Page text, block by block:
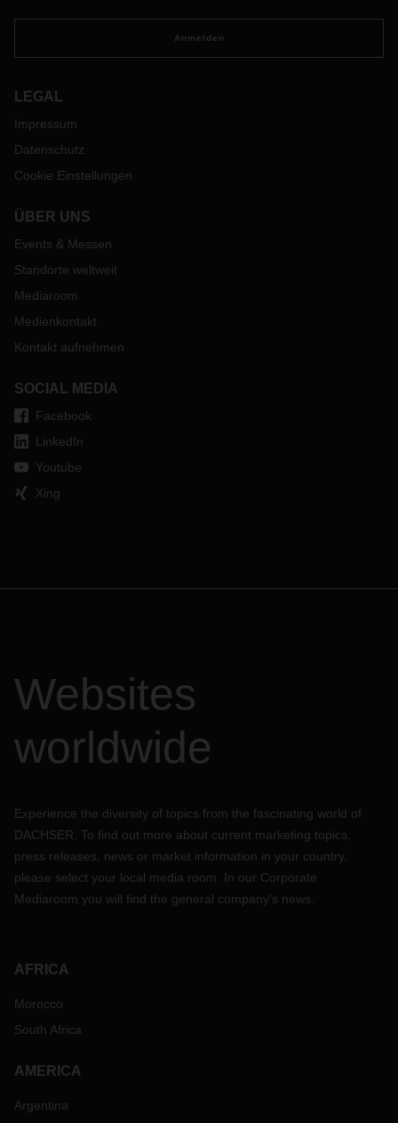
Anmelden
LEGAL
Impressum
Datenschutz
Cookie Einstellungen
ÜBER UNS
Events & Messen
Standorte weltweit
Mediaroom
Medienkontakt
Kontakt aufnehmen
SOCIAL MEDIA
Facebook
LinkedIn
Youtube
Xing
Websites
worldwide
Experience the diversity of topics from the fascinating world of
DACHSER. To find out more about current marketing topics,
press releases, news or market information in your country,
please select your local media room. In our Corporate
Mediaroom you will find the general company's news.
AFRICA
Morocco
South Africa
AMERICA
Argentina